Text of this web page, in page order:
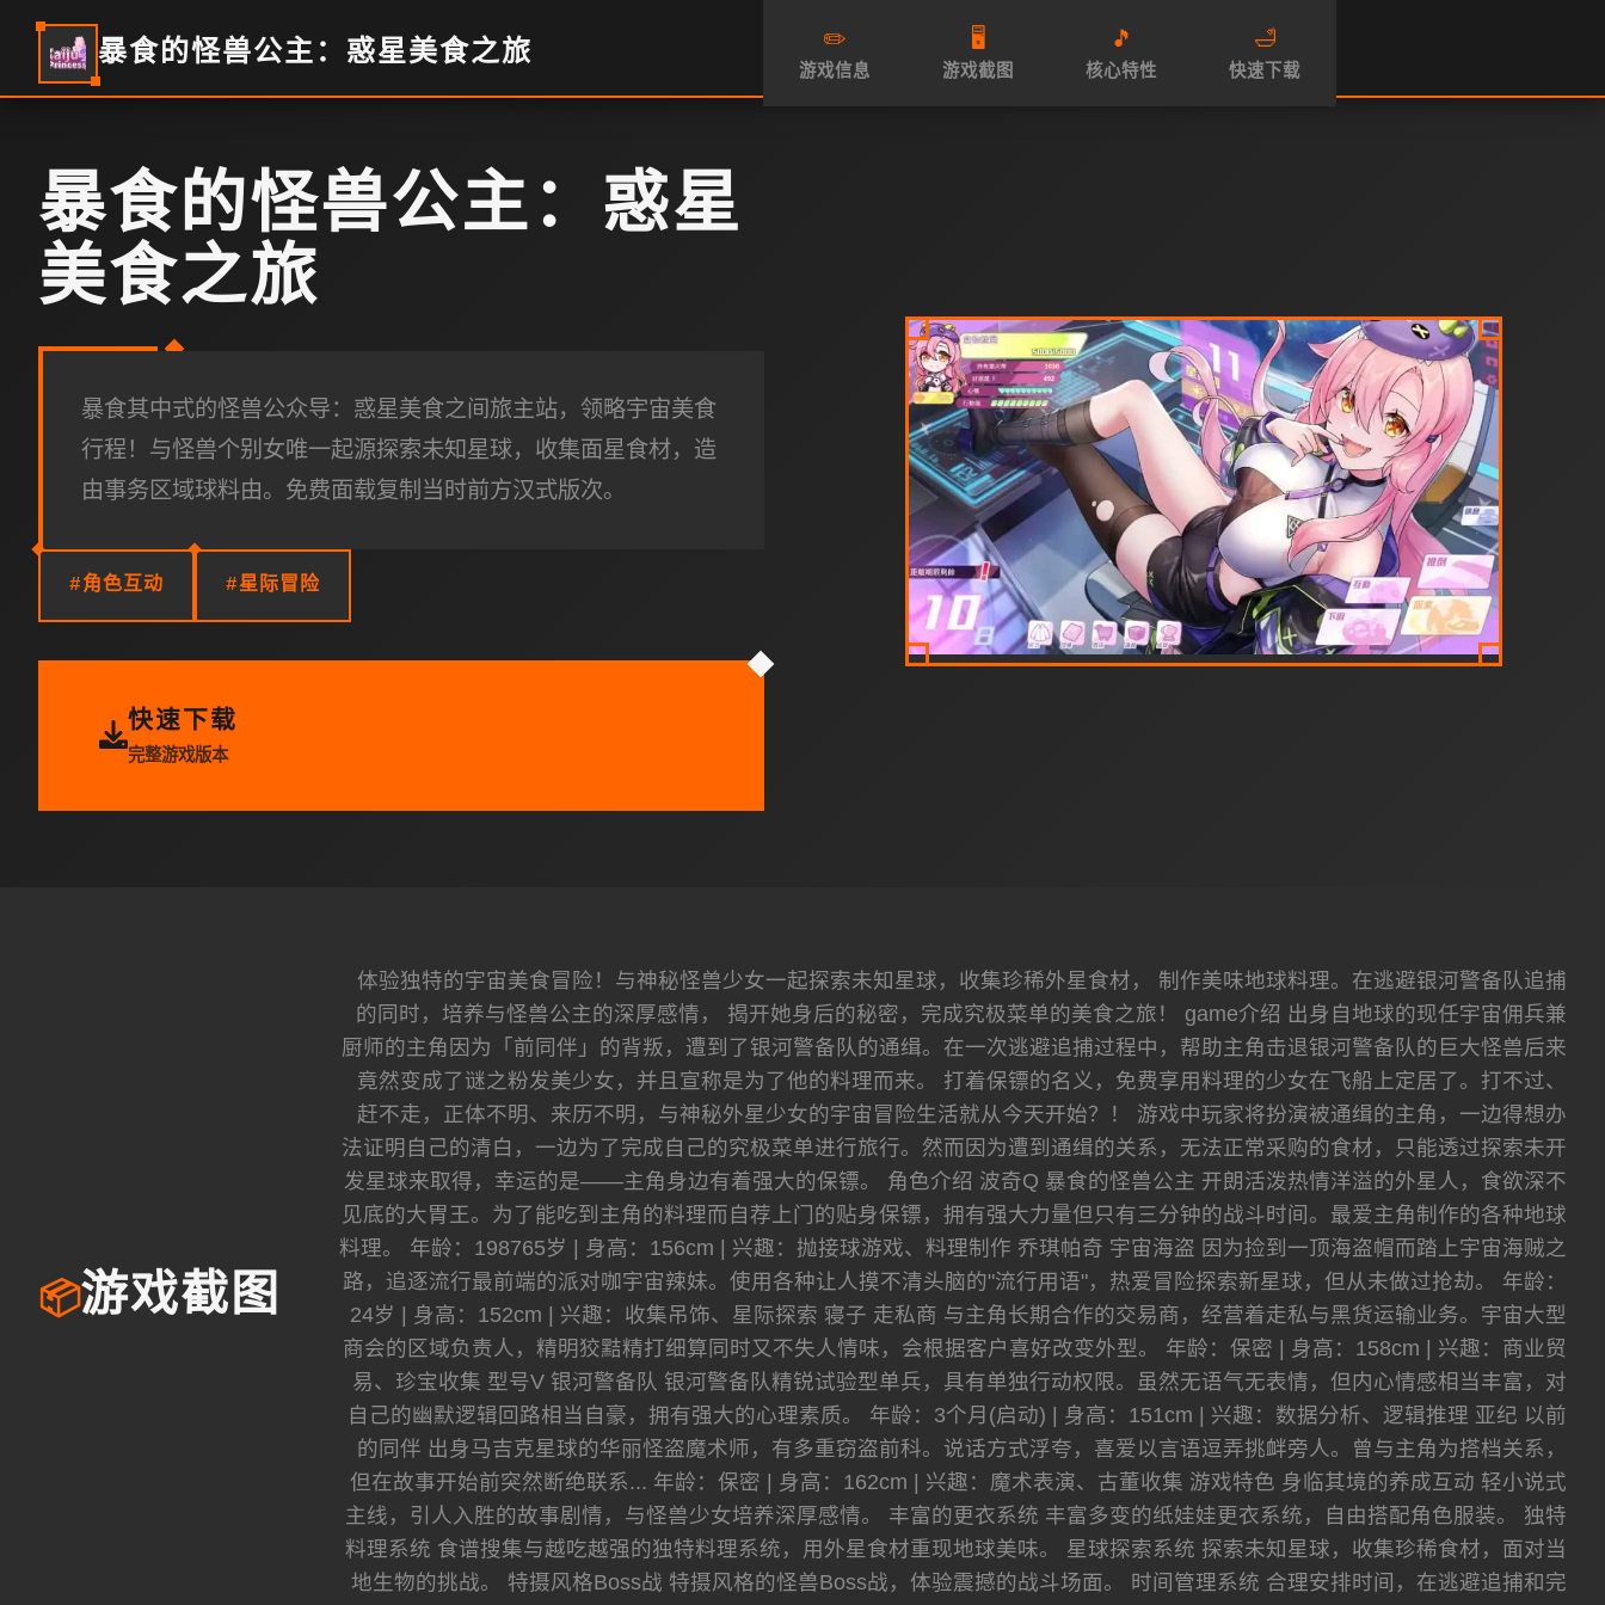
暴食的怪兽公主：惑星美食之旅 ✏️
游戏信息
🖥️
游戏截图
🎵
核心特性
🛁
快速下载
暴食的怪兽公主：惑星
美食之旅
暴食其中式的怪兽公众导：惑星美食之间旅主站，领略宇宙美食
行程！与怪兽个别女唯一起源探索未知星球，收集面星食材，造
由事务区域球料由。免费面载复制当时前方汉式版次。
#角色互动 #星际冒险
快速下载
完整游戏版本
📦游戏截图
体验独特的宇宙美食冒险！与神秘怪兽少女一起探索未知星球，收集珍稀外星食材， 制作美味地球料理。在逃避银河警备队追捕
的同时，培养与怪兽公主的深厚感情， 揭开她身后的秘密，完成究极菜单的美食之旅！ game介绍 出身自地球的现任宇宙佣兵兼
厨师的主角因为「前同伴」的背叛，遭到了银河警备队的通缉。在一次逃避追捕过程中，帮助主角击退银河警备队的巨大怪兽后来
竟然变成了谜之粉发美少女，并且宣称是为了他的料理而来。 打着保镖的名义，免费享用料理的少女在飞船上定居了。打不过、
赶不走，正体不明、来历不明，与神秘外星少女的宇宙冒险生活就从今天开始？！ 游戏中玩家将扮演被通缉的主角，一边得想办
法证明自己的清白，一边为了完成自己的究极菜单进行旅行。然而因为遭到通缉的关系，无法正常采购的食材，只能透过探索未开
发星球来取得，幸运的是——主角身边有着强大的保镖。 角色介绍 波奇Q 暴食的怪兽公主 开朗活泼热情洋溢的外星人，食欲深不
见底的大胃王。为了能吃到主角的料理而自荐上门的贴身保镖，拥有强大力量但只有三分钟的战斗时间。最爱主角制作的各种地球
料理。 年龄：198765岁 | 身高：156cm | 兴趣：抛接球游戏、料理制作 乔琪帕奇 宇宙海盗 因为捡到一顶海盗帽而踏上宇宙海贼之
路，追逐流行最前端的派对咖宇宙辣妹。使用各种让人摸不清头脑的"流行用语"，热爱冒险探索新星球，但从未做过抢劫。 年龄：
24岁 | 身高：152cm | 兴趣：收集吊饰、星际探索 寝子 走私商 与主角长期合作的交易商，经营着走私与黑货运输业务。宇宙大型
商会的区域负责人，精明狡黠精打细算同时又不失人情味，会根据客户喜好改变外型。 年龄：保密 | 身高：158cm | 兴趣：商业贸
易、珍宝收集 型号V 银河警备队 银河警备队精锐试验型单兵，具有单独行动权限。虽然无语气无表情，但内心情感相当丰富，对
自己的幽默逻辑回路相当自豪，拥有强大的心理素质。 年龄：3个月(启动) | 身高：151cm | 兴趣：数据分析、逻辑推理 亚纪 以前
的同伴 出身马吉克星球的华丽怪盗魔术师，有多重窃盗前科。说话方式浮夸，喜爱以言语逗弄挑衅旁人。曾与主角为搭档关系，
但在故事开始前突然断绝联系... 年龄：保密 | 身高：162cm | 兴趣：魔术表演、古董收集 游戏特色 身临其境的养成互动 轻小说式
主线，引人入胜的故事剧情，与怪兽少女培养深厚感情。 丰富的更衣系统 丰富多变的纸娃娃更衣系统，自由搭配角色服装。 独特
料理系统 食谱搜集与越吃越强的独特料理系统，用外星食材重现地球美味。 星球探索系统 探索未知星球，收集珍稀食材，面对当
地生物的挑战。 特摄风格Boss战 特摄风格的怪兽Boss战，体验震撼的战斗场面。 时间管理系统 合理安排时间，在逃避追捕和完